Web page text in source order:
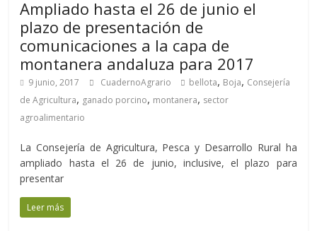
Ampliado hasta el 26 de junio el
plazo de presentación de
comunicaciones a la capa de
montanera andaluza para 2017
9 junio, 2017 CuadernoAgrario bellota, Boja, Consejería
de Agricultura, ganado porcino, montanera, sector
agroalimentario
La Consejería de Agricultura, Pesca y Desarrollo Rural ha
ampliado hasta el 26 de junio, inclusive, el plazo para
presentar
Leer más